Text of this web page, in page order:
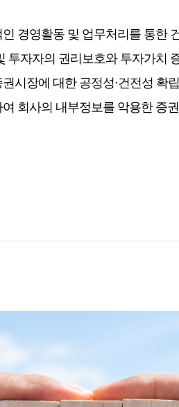
경영활동 및 업무처리를 통한
투자자의 권리보호와 투자가치
시장에 대한 공정성·건전성 확
회사의 내부정보를 악용한 증